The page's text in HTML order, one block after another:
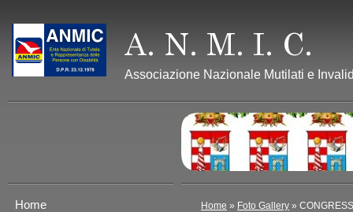
Associazione Nazionale Mutilati e
Home Home » Foto Gallery »